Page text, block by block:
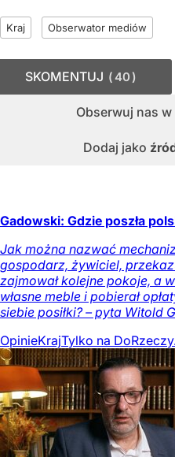
Kraj Obserwator mediów
Obserwuj nas w
Dodaj jako
SKOMENTUJ 40
Gadowski: Gdzie poszła
Jak można nazwać
gospodarz, żywiciel,
zajmował kolejne pokoje, a
własne meble i pobierał
siebie posiłki? – pyta Witold
OpinieKrajTylko na